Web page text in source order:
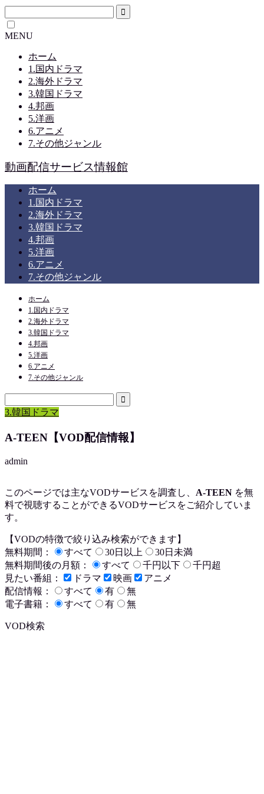
MENU
ホーム
1.国内ドラマ
2.海外ドラマ
3.韓国ドラマ
4.邦画
5.洋画
6.アニメ
7.その他ジャンル
動画配信サービス情報館
ホーム
1.国内ドラマ
2.海外ドラマ
3.韓国ドラマ
4.邦画
5.洋画
6.アニメ
7.その他ジャンル
ホーム
1.国内ドラマ
2.海外ドラマ
3.韓国ドラマ
4.邦画
5.洋画
6.アニメ
7.その他ジャンル
3.韓国ドラマ
A-TEEN【VOD配信情報】
admin
このページでは主なVODサービスを調査し、 A-TEEN を無
料で視聴することができるVODサービスをご紹介していま
す。
【VODの特徴で絞り込み検索ができます】
無料期間：
すべて 30日以上
30日未満
無料期間後の月額：
すべて 千円以下
千円超
見たい番組：
ドラマ 映画
アニメ
配信情報：
すべて 有
無
電子書籍：
すべて 有 無
VOD検索